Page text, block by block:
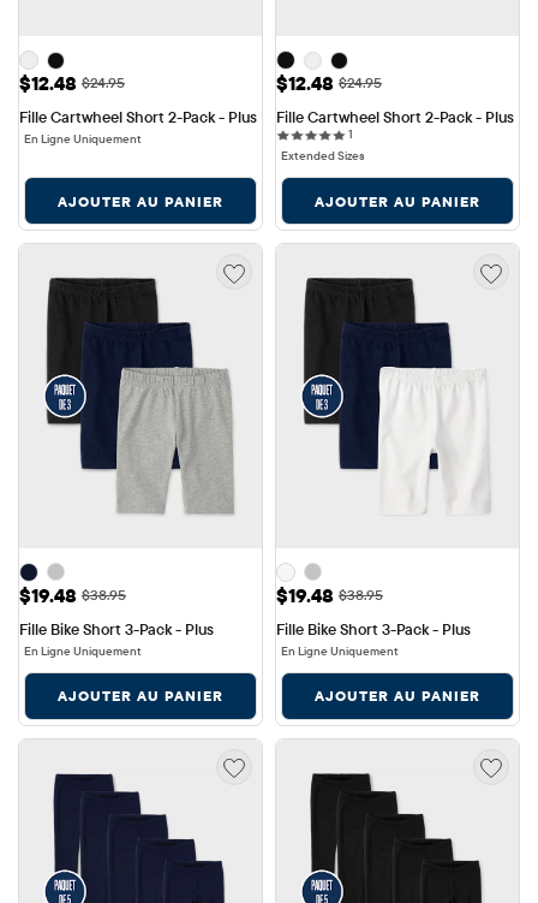
Prix ​​de vente: $12.48
$12.48 Prix ​​d'origine: $24.95
$24.95
Fille Cartwheel Short 2-Pack - Plus
En Ligne Uniquement
AJOUTER AU PANIER
Prix ​​de vente: $12.48
$12.48 Prix ​​d'origine: $24.95
$24.95
Fille Cartwheel Short 2-Pack - Plus
1
Extended Sizes
AJOUTER AU PANIER
Prix ​​de vente: $19.48
$19.48 Prix ​​d'origine: $38.95
$38.95
Fille Bike Short 3-Pack - Plus
En Ligne Uniquement
AJOUTER AU PANIER
Prix ​​de vente: $19.48
$19.48 Prix ​​d'origine: $38.95
$38.95
Fille Bike Short 3-Pack - Plus
En Ligne Uniquement
AJOUTER AU PANIER